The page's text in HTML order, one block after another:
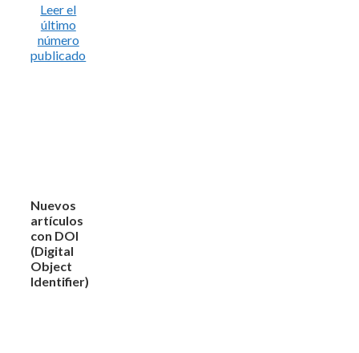
Leer el
último
número
publicado
Nuevos
artículos
con DOI
(Digital
Object
Identifier)